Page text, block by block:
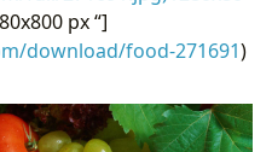
px “]
download/food-271691)